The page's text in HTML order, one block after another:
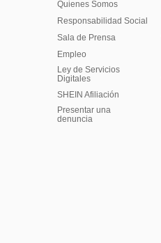
Quienes Somos
Responsabilidad Social
Sala de Prensa
Empleo
Ley de Servicios
Digitales
SHEIN Afiliación
Presentar una
denuncia